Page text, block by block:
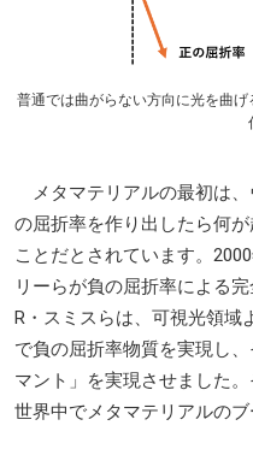
普通では曲がらない方向に光を曲
メタマテリアルの最初は、
の屈折率を作り出したら何
ことだとされています。
リーらが負の屈折率による
R・スミスらは、可視光領域
で負の屈折率物質を実現し
マント」を実現させました
世界中でメタマテリアルのブ